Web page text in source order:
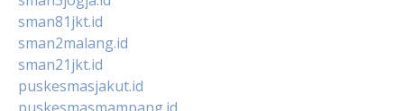
sman81jkt.id
sman2malang.id
sman21jkt.id
puskesmasjakut.id
puskesmasmampang.id